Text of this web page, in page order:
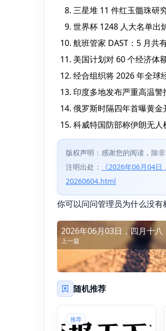
三星堆 11 件红玉髓珠研
世界杯 1248 人大名单出
航班管家 DAST：5 月共
美国计划对 60 个经济体
经合组织将 2026 年全球
印度多地发布严重高温
俄罗斯时隔四年首曝黄
科威特国防部称伊朗无
版权声明：感谢您的阅读，除
注明出处：
《2026年06月04
20260604.html
你可以问问管理员为什么没有
2026年06月03日，四月十
秒读懂世界！
上一篇
随机推荐
推荐